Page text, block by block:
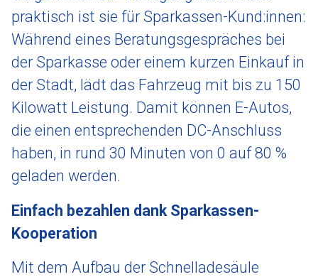
praktisch ist sie für Sparkassen-Kund:innen:
Während eines Beratungsgespräches bei
der Sparkasse oder einem kurzen Einkauf in
der Stadt, lädt das Fahrzeug mit bis zu 150
Kilowatt Leistung. Damit können E-Autos,
die einen entsprechenden DC-Anschluss
haben, in rund 30 Minuten von 0 auf 80 %
geladen werden.
Einfach bezahlen dank Sparkassen-
Kooperation
Mit dem Aufbau der Schnelladesäule